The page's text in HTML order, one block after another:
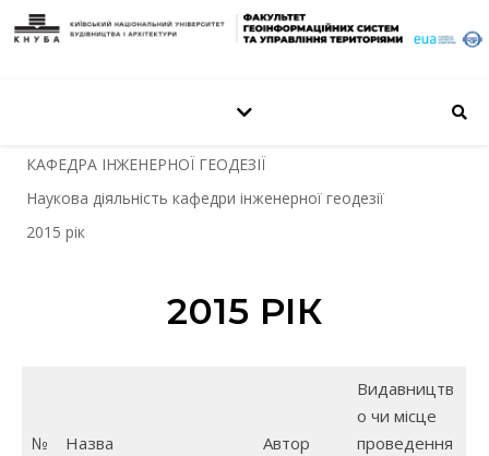
КАФЕДРА ІНЖЕНЕРНОЇ ГЕОДЕЗІЇ
Наукова діяльність кафедри інженерної геодезії
2015 рік
2015 РІК
№ Назва Автор
Видавництв
о чи місце
проведення